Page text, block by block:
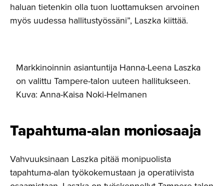
haluan tietenkin olla tuon luottamuksen arvoinen
myös uudessa hallitustyössäni”, Laszka kiittää.
Markkinoinnin asiantuntija Hanna-Leena Laszka
on valittu Tampere-talon uuteen hallitukseen.
Kuva: Anna-Kaisa Noki-Helmanen
Tapahtuma-alan moniosaaja
Vahvuuksinaan Laszka pitää monipuolista
tapahtuma-alan työkokemustaan ja operatiivista